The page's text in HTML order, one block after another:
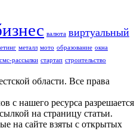
валюта виртуальный
металл мото образование окна
смс-рассылки стартап строительство
области. Все права
с нашего ресурса разрешается
на страницу статьи.
на сайте взяты с открытых